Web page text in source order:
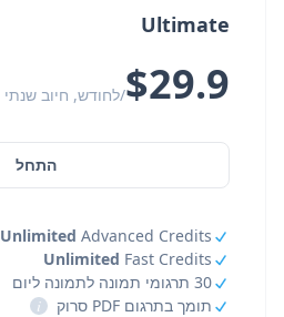
Ultimate
$29.9/לחודש, חיוב שנתי
התחל
Unlimited Advanced Credits
Unlimited Fast Credits
30 תרגומי תמונה לתמונה ליום
תומך בתרגום PDF סרוק
i